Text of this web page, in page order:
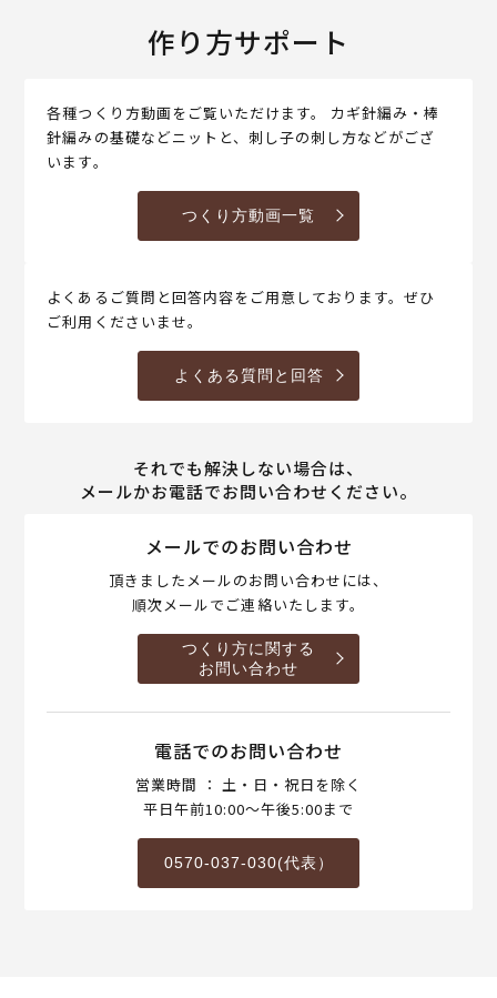
作り方サポート
各種つくり方動画をご覧いただけます。 カギ針編み・棒
針編みの基礎などニットと、刺し子の刺し方などがござ
います。
つくり方動画一覧
よくあるご質問と回答内容をご用意しております。ぜひ
ご利用くださいませ。
よくある質問と回答
それでも解決しない場合は、
メールかお電話でお問い合わせください。
メールでのお問い合わせ
頂きましたメールのお問い合わせには、
順次メールでご連絡いたします。
つくり方に関する
お問い合わせ
電話でのお問い合わせ
営業時間 ： 土・日・祝日を除く
平日午前10:00～午後5:00まで
0570-037-030(代表）